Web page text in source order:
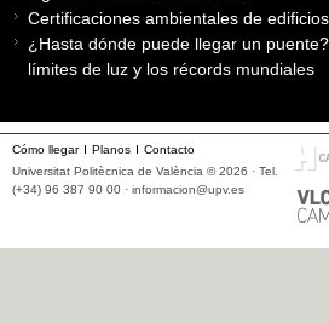
Certificaciones ambientales de
¿Hasta dónde puede llegar un
límites de luz y los récords mundiales
Cómo llegar Planos
Contacto
Universitat Politècnica de València © 2026 · Tel.
(+34) 96 387 90 00 · informacion@upv.es